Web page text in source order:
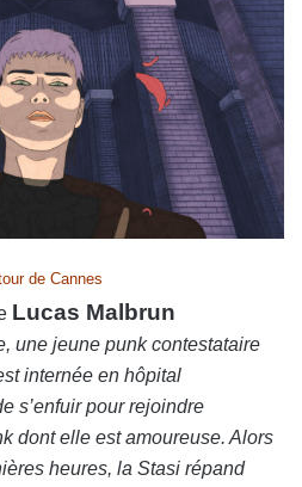
de Cannes
Lucas Malbrun
une jeune punk contestataire
internée en hôpital
s’enfuir pour rejoindre
dont elle est amoureuse. Alors
heures, la Stasi répand